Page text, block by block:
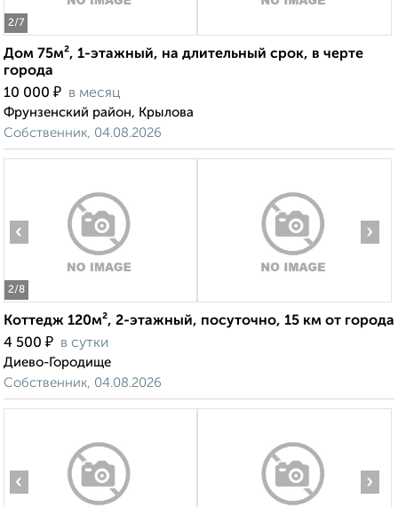
2/7
Дом 75м², 1-этажный, на длительный срок, в черте
города
10 000 ₽ в месяц
Фрунзенский район, Крылова
Собственник, 04.08.2026
2/8
‹ ›
Коттедж 120м², 2-этажный, посуточно, 15 км от города
4 500 ₽ в сутки
Диево-Городище
Собственник, 04.08.2026
‹ ›